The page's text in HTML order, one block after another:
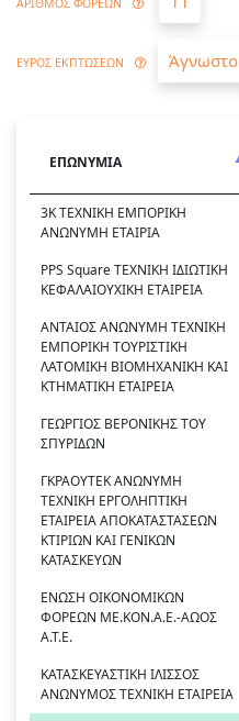
ΑΡΙΘΜΟΣ ΦΟΡΕΩΝ
ΕΥΡΟΣ ΕΚΠΤΩΣΕΩΝ Άγνωστο
ΕΠΩΝΥΜΙΑ
3Κ ΤΕΧΝΙΚΗ ΕΜΠΟΡΙΚΗ
ΑΝΩΝΥΜΗ ΕΤΑΙΡΙΑ
PPS Square ΤΕΧΝΙΚΗ ΙΔΙΩΤΙΚΗ
ΚΕΦΑΛΑΙΟΥΧΙΚΗ ΕΤΑΙΡΕΙΑ
ΑΝΤΑΙΟΣ ΑΝΩΝΥΜΗ ΤΕΧΝΙΚΗ
ΕΜΠΟΡΙΚΗ ΤΟΥΡΙΣΤΙΚΗ
ΛΑΤΟΜΙΚΗ ΒΙΟΜΗΧΑΝΙΚΗ ΚΑΙ
ΚΤΗΜΑΤΙΚΗ ΕΤΑΙΡΕΙΑ
ΓΕΩΡΓΙΟΣ ΒΕΡΟΝΙΚΗΣ ΤΟΥ
ΣΠΥΡΙΔΩΝ
ΓΚΡΑΟΥΤΕΚ ΑΝΩΝΥΜΗ
ΤΕΧΝΙΚΗ ΕΡΓΟΛΗΠΤΙΚΗ
ΕΤΑΙΡΕΙΑ ΑΠΟΚΑΤΑΣΤΑΣΕΩΝ
ΚΤΙΡΙΩΝ ΚΑΙ ΓΕΝΙΚΩΝ
ΚΑΤΑΣΚΕΥΩΝ
ΕΝΩΣΗ ΟΙΚΟΝΟΜΙΚΩΝ
ΦΟΡΕΩΝ ΜΕ.ΚΟΝ.Α.Ε.-ΑΩΟΣ
Α.Τ.Ε.
ΚΑΤΑΣΚΕΥΑΣΤΙΚΗ ΙΛΙΣΣΟΣ
ΑΝΩΝΥΜΟΣ ΤΕΧΝΙΚΗ ΕΤΑΙΡΕΙΑ